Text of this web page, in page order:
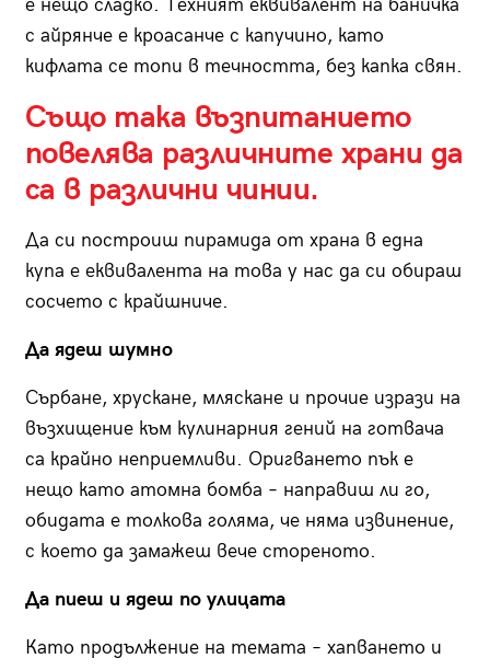
е нещо сладко. Техният еквивалент на баничка
с айрянче е кроасанче с капучино, като
кифлата се топи в течността, без капка свян.
Също така възпитанието
повелява различните храни да
са в различни чинии.
Да си построиш пирамида от храна в една
купа е еквивалента на това у нас да си обираш
сосчето с крайшниче.
Да ядеш шумно
Сърбане, хрускане, мляскане и прочие изрази на
възхищение към кулинарния гений на готвача
са крайно неприемливи. Оригването пък е
нещо като атомна бомба – направиш ли го,
обидата е толкова голяма, че няма извинение,
с което да замажеш вече стореното.
Да пиеш и ядеш по улицата
Като продължение на темата – хапването и